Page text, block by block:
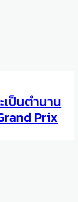
Love
ป็นตำนาน
Prix